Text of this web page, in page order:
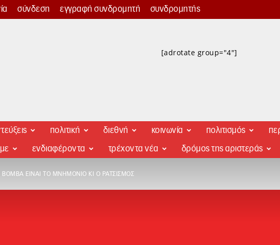
σύνδεση εγγραφή συνδρομητή συνδρομητής
[adrotate group="4"]
πολιτική διεθνή κοινωνία πολιτισμός
ενδιαφέροντα τρέχοντα νέα δρόμος της αριστεράς
ΒΌΜΒΑ ΕΊΝΑΙ ΤΟ ΜΝΗΜΌΝΙΟ ΚΙ Ο ΡΑΤΣΙΣΜΌΣ